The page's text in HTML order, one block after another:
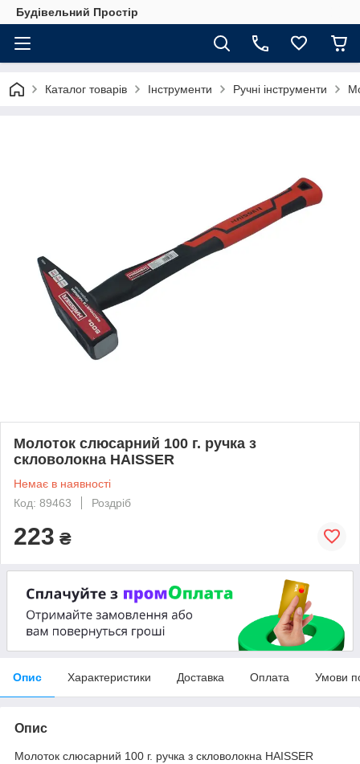
Будівельний Простір
Каталог товарів Інструменти Ручні інструменти
Молоток слюсарний 100 г. ручка з
скловолокна HAISSER
Немає в наявності
Код: 89463
Роздріб
223 ₴
Опис Характеристики Доставка Оплата Умови
Опис
Молоток слюсарний 100 г. ручка з скловолокна HAISSER